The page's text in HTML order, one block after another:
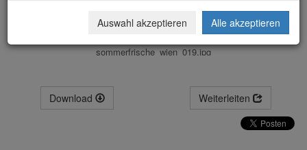
sommerfrische_wien_019.jpg
Download Weiterleiten
Auswahl akzeptieren Alle akzeptieren